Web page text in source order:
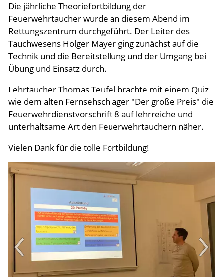
Einsätze
Jugend
Aktuelles
Meldungen 2026
Meldungen Archiv
Termine & Events
Links
Die jährliche Theoriefortbildung der
Feuerwehrtaucher wurde an diesem Abend im
Rettungszentrum durchgeführt. Der Leiter des
Tauchwesens Holger Mayer ging zunächst auf die
Technik und die Bereitstellung und der Umgang bei
Übung und Einsatz durch.
Lehrtaucher Thomas Teufel brachte mit einem Quiz
wie dem alten Fernsehschlager "Der große Preis" die
Feuerwehrdienstvorschrift 8 auf lehrreiche und
unterhaltsame Art den Feuerwehrtauchern näher.
Vielen Dank für die tolle Fortbildung!